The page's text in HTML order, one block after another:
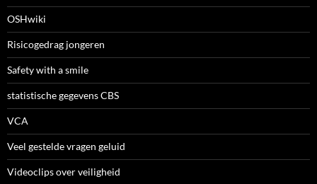
OSHwiki
Risicogedrag jongeren
Safety with a smile
statistische gegevens CBS
VCA
Veel gestelde vragen geluid
Videoclips over veiligheid